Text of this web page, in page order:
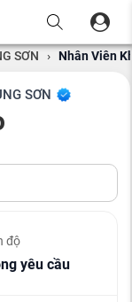
SƠN › Nhân Viên
SƠN
độ
yêu cầu